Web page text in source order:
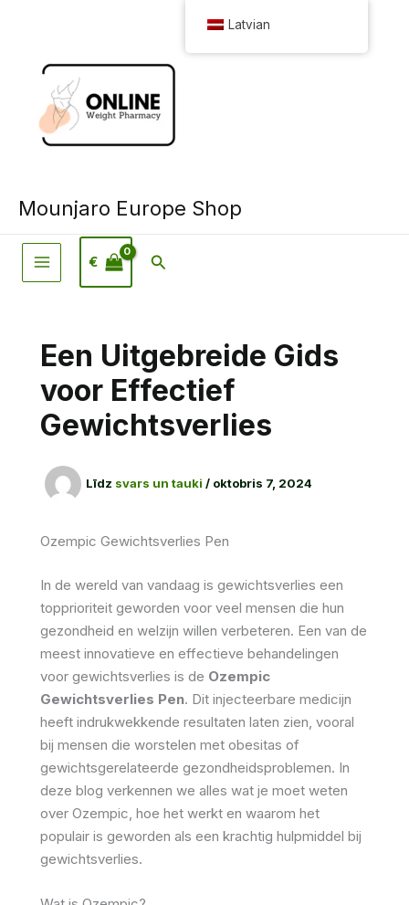
Mounjaro Europe Shop
€ Meklēšana
Een Uitgebreide Gids
voor Effectief
Gewichtsverlies
Līdz svars un tauki / oktobris 7, 2024
Ozempic Gewichtsverlies Pen
In de wereld van vandaag is gewichtsverlies een
topprioriteit geworden voor veel mensen die hun
gezondheid en welzijn willen verbeteren. Een van de
meest innovatieve en effectieve behandelingen
voor gewichtsverlies is de Ozempic
Gewichtsverlies Pen. Dit injecteerbare medicijn
heeft indrukwekkende resultaten laten zien, vooral
bij mensen die worstelen met obesitas of
gewichtsgerelateerde gezondheidsproblemen. In
deze blog verkennen we alles wat je moet weten
over Ozempic, hoe het werkt en waarom het
populair is geworden als een krachtig hulpmiddel bij
gewichtsverlies.
Latvian